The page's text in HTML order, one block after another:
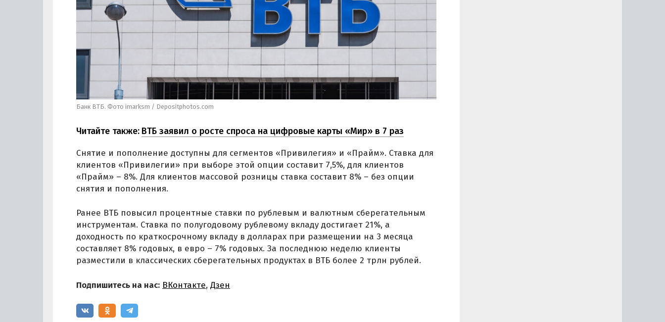
Банк ВТБ. Фото imarksm / Depositphotos.com
Читайте также: ВТБ заявил о росте спроса на цифровые карты «Мир» в 7 раз
Снятие и пополнение доступны для сегментов «Привилегия» и «Прайм». Ставка для
клиентов «Привилегии» при выборе этой опции составит 7,5%, для клиентов
«Прайм» – 8%. Для клиентов массовой розницы ставка составит 8% – без опции
снятия и пополнения.
Ранее ВТБ повысил процентные ставки по рублевым и валютным сберегательным
инструментам. Ставка по полугодовому рублевому вкладу достигает 21%, а
доходность по краткосрочному вкладу в долларах при размещении на 3 месяца
составляет 8% годовых, в евро – 7% годовых. За последнюю неделю клиенты
разместили в классических сберегательных продуктах в ВТБ более 2 трлн рублей.
Подпишитесь на нас: ВКонтакте, Дзен